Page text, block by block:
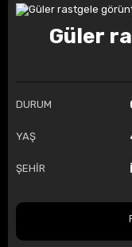
Güler
DURUM
YAŞ
ŞEHİR